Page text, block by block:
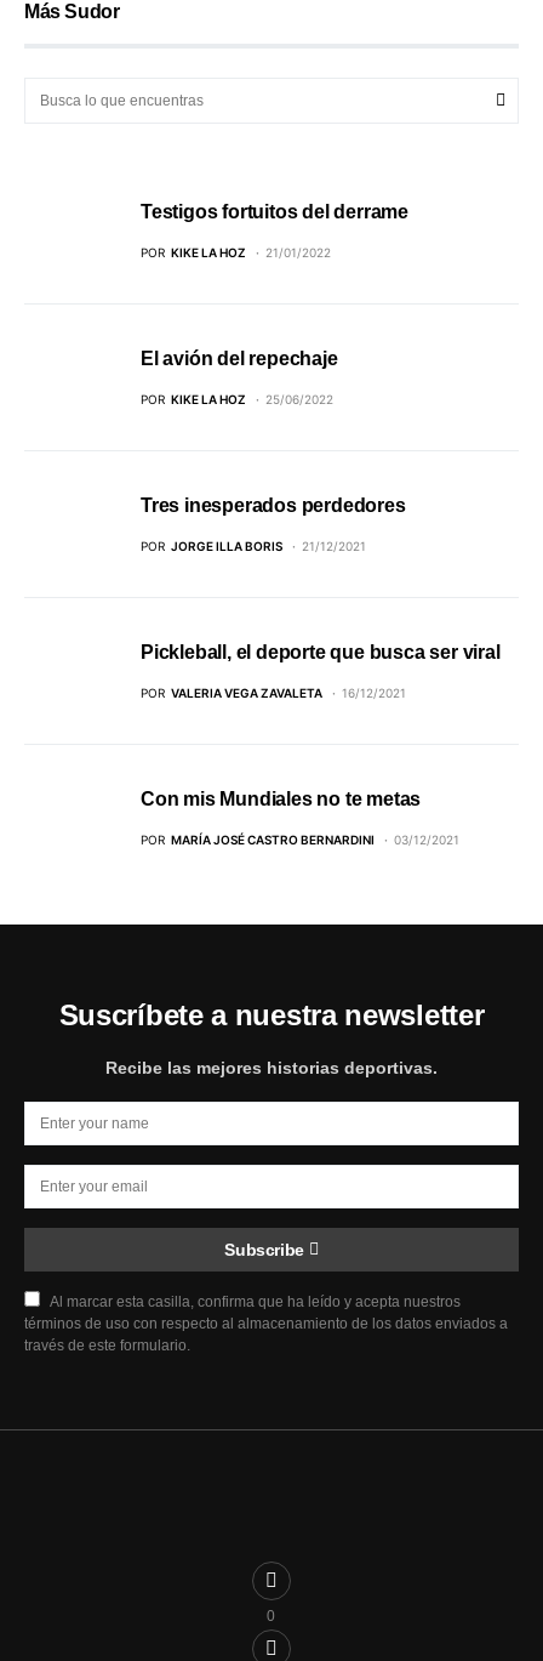
Más Sudor
Testigos fortuitos del derrame
POR KIKE LA HOZ 21/01/2022
El avión del repechaje
POR KIKE LA HOZ 25/06/2022
Tres inesperados perdedores
POR JORGE ILLA BORIS 21/12/2021
Pickleball, el deporte que busca ser viral
POR VALERIA VEGA ZAVALETA 16/12/2021
Con mis Mundiales no te metas
POR MARÍA JOSÉ CASTRO BERNARDINI 03/12/2021
Suscríbete a nuestra newsletter
Recibe las mejores historias deportivas.
Subscribe
Al marcar esta casilla, confirma que ha leído y acepta nuestros
términos de uso con respecto al almacenamiento de los datos enviados a
través de este formulario.
0